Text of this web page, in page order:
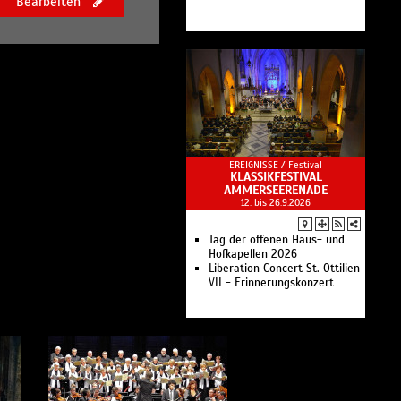
EREIGNISSE / Festival
KLASSIKFESTIVAL
AMMERSEERENADE
12. bis 26.9.2026
Tag der offenen Haus- und
Hofkapellen 2026
Liberation Concert St. Ottilien
VII - Erinnerungskonzert